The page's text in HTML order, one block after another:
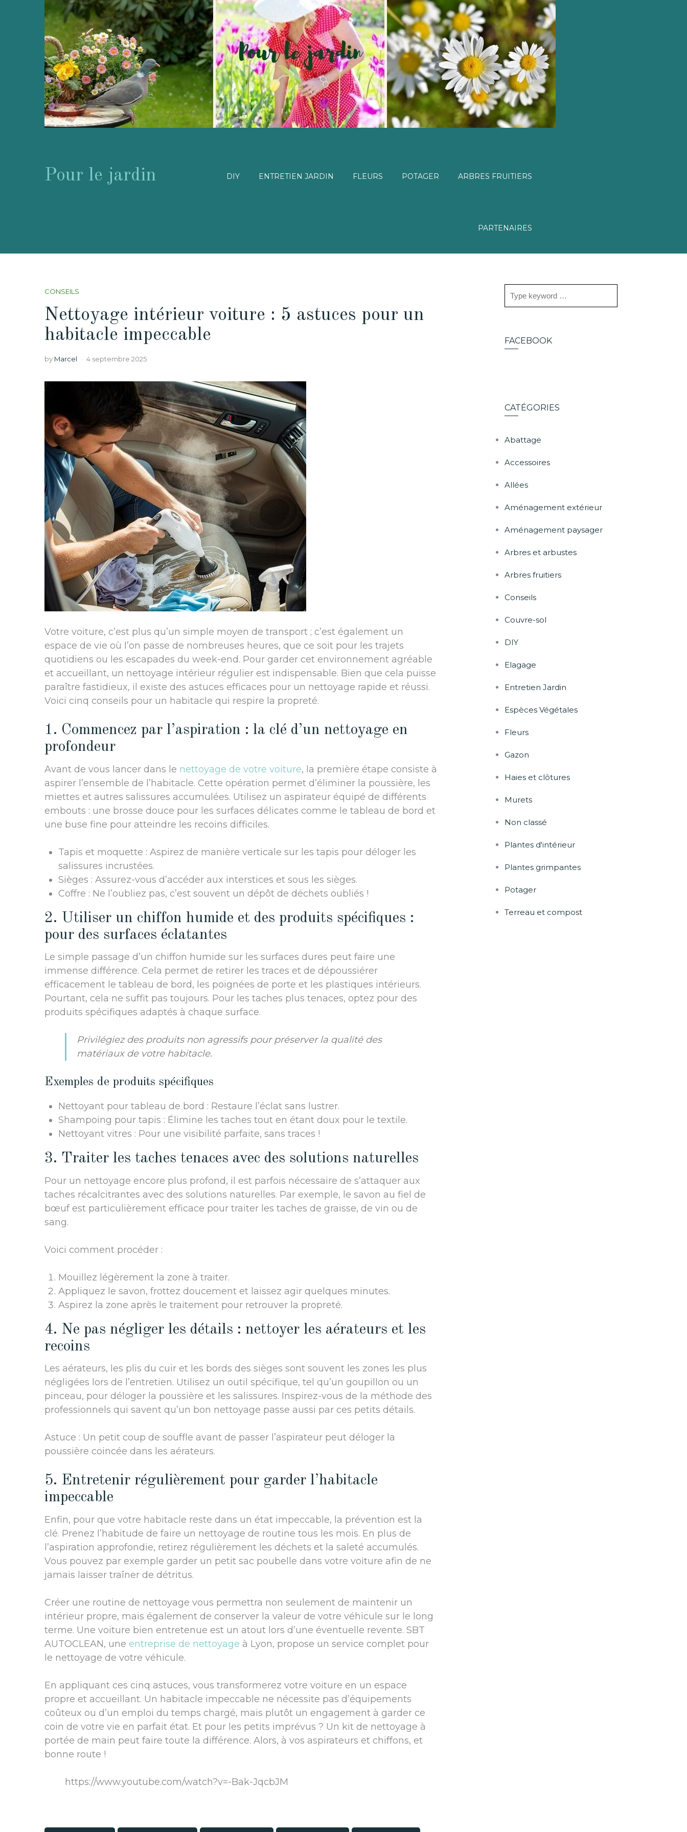
Pour le jardin DIY ENTRETIEN JARDIN FLEURS POTAGER ARBRES FRUITIERS
PARTENAIRES
CONSEILS
Nettoyage intérieur voiture : 5 astuces pour un
habitacle impeccable
by Marcel 4 septembre 2025
Votre voiture, c’est plus qu’un simple moyen de transport ; c’est également un
espace de vie où l’on passe de nombreuses heures, que ce soit pour les trajets
quotidiens ou les escapades du week-end. Pour garder cet environnement agréable
et accueillant, un nettoyage intérieur régulier est indispensable. Bien que cela puisse
paraître fastidieux, il existe des astuces efficaces pour un nettoyage rapide et réussi.
Voici cinq conseils pour un habitacle qui respire la propreté.
1. Commencez par l’aspiration : la clé d’un nettoyage en
profondeur
Avant de vous lancer dans le nettoyage de votre voiture, la première étape consiste à
aspirer l’ensemble de l’habitacle. Cette opération permet d’éliminer la poussière, les
miettes et autres salissures accumulées. Utilisez un aspirateur équipé de différents
embouts : une brosse douce pour les surfaces délicates comme le tableau de bord et
une buse fine pour atteindre les recoins difficiles.
Tapis et moquette : Aspirez de manière verticale sur les tapis pour déloger les
salissures incrustées.
Sièges : Assurez-vous d’accéder aux interstices et sous les sièges.
Coffre : Ne l’oubliez pas, c’est souvent un dépôt de déchets oubliés !
2. Utiliser un chiffon humide et des produits spécifiques :
pour des surfaces éclatantes
Le simple passage d’un chiffon humide sur les surfaces dures peut faire une
immense différence. Cela permet de retirer les traces et de dépoussiérer
efficacement le tableau de bord, les poignées de porte et les plastiques intérieurs.
Pourtant, cela ne suffit pas toujours. Pour les taches plus tenaces, optez pour des
produits spécifiques adaptés à chaque surface.
Privilégiez des produits non agressifs pour préserver la qualité des
matériaux de votre habitacle.
Exemples de produits spécifiques
Nettoyant pour tableau de bord : Restaure l’éclat sans lustrer.
Shampoing pour tapis : Élimine les taches tout en étant doux pour le textile.
Nettoyant vitres : Pour une visibilité parfaite, sans traces !
3. Traiter les taches tenaces avec des solutions naturelles
Pour un nettoyage encore plus profond, il est parfois nécessaire de s’attaquer aux
taches récalcitrantes avec des solutions naturelles. Par exemple, le savon au fiel de
bœuf est particulièrement efficace pour traiter les taches de graisse, de vin ou de
sang.
Voici comment procéder :
Mouillez légèrement la zone à traiter.
Appliquez le savon, frottez doucement et laissez agir quelques minutes.
Aspirez la zone après le traitement pour retrouver la propreté.
4. Ne pas négliger les détails : nettoyer les aérateurs et les
recoins
Les aérateurs, les plis du cuir et les bords des sièges sont souvent les zones les plus
négligées lors de l’entretien. Utilisez un outil spécifique, tel qu’un goupillon ou un
pinceau, pour déloger la poussière et les salissures. Inspirez-vous de la méthode des
professionnels qui savent qu’un bon nettoyage passe aussi par ces petits détails.
Astuce : Un petit coup de souffle avant de passer l’aspirateur peut déloger la
poussière coincée dans les aérateurs.
5. Entretenir régulièrement pour garder l’habitacle
impeccable
Enfin, pour que votre habitacle reste dans un état impeccable, la prévention est la
clé. Prenez l’habitude de faire un nettoyage de routine tous les mois. En plus de
l’aspiration approfondie, retirez régulièrement les déchets et la saleté accumulés.
Vous pouvez par exemple garder un petit sac poubelle dans votre voiture afin de ne
jamais laisser traîner de détritus.
Créer une routine de nettoyage vous permettra non seulement de maintenir un
intérieur propre, mais également de conserver la valeur de votre véhicule sur le long
terme. Une voiture bien entretenue est un atout lors d’une éventuelle revente. SBT
AUTOCLEAN, une entreprise de nettoyage à Lyon, propose un service complet pour
le nettoyage de votre véhicule.
En appliquant ces cinq astuces, vous transformerez votre voiture en un espace
propre et accueillant. Un habitacle impeccable ne nécessite pas d’équipements
coûteux ou d’un emploi du temps chargé, mais plutôt un engagement à garder ce
coin de votre vie en parfait état. Et pour les petits imprévus ? Un kit de nettoyage à
portée de main peut faire toute la différence. Alors, à vos aspirateurs et chiffons, et
bonne route !
https://www.youtube.com/watch?v=-Bak-JqcbJM
FACEBOOK
CATÉGORIES
Abattage
Accessoires
Allées
Aménagement extérieur
Aménagement paysager
Arbres et arbustes
Arbres fruitiers
Conseils
Couvre-sol
DIY
Elagage
Entretien Jardin
Espèces Végétales
Fleurs
Gazon
Haies et clôtures
Murets
Non classé
Plantes d'intérieur
Plantes grimpantes
Potager
Terreau et compost